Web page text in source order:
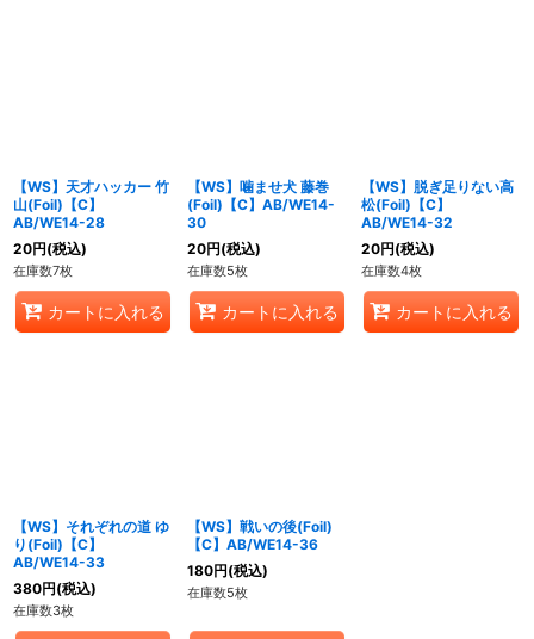
【WS】天才ハッカー 竹
山(Foil)【C】
AB/WE14-28
20円(税込)
在庫数7枚
カートに入れる
【WS】噛ませ犬 藤巻
(Foil)【C】AB/WE14-
30
20円(税込)
在庫数5枚
カートに入れる
【WS】脱ぎ足りない高
松(Foil)【C】
AB/WE14-32
20円(税込)
在庫数4枚
カートに入れる
【WS】それぞれの道 ゆ
り(Foil)【C】
AB/WE14-33
380円(税込)
在庫数3枚
【WS】戦いの後(Foil)
【C】AB/WE14-36
180円(税込)
在庫数5枚